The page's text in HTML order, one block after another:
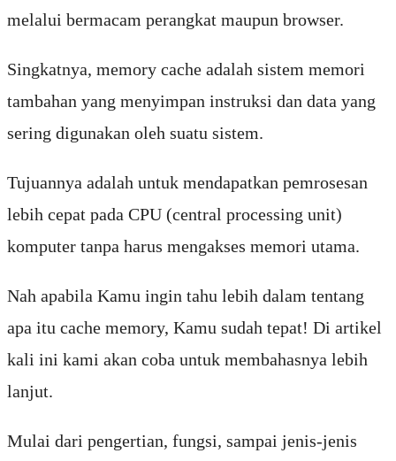
melalui bermacam perangkat maupun browser.
Singkatnya, memory cache adalah sistem memori
tambahan yang menyimpan instruksi dan data yang
sering digunakan oleh suatu sistem.
Tujuannya adalah untuk mendapatkan pemrosesan
lebih cepat pada CPU (central processing unit)
komputer tanpa harus mengakses memori utama.
Nah apabila Kamu ingin tahu lebih dalam tentang
apa itu cache memory, Kamu sudah tepat! Di artikel
kali ini kami akan coba untuk membahasnya lebih
lanjut.
Mulai dari pengertian, fungsi, sampai jenis-jenis